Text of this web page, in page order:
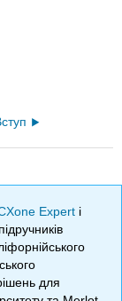
Expert і
для